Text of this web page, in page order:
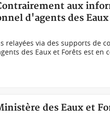
aux
d'agents des
relayées via des supports de
des Eaux et Forêts est
des Eaux et